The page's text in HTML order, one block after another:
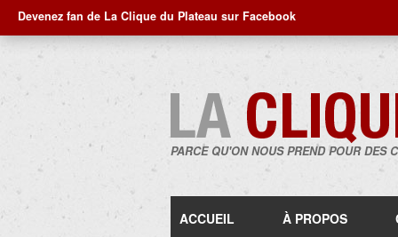
Devenez fan de La Clique du Plateau sur Facebook
PARCE QU'ON NOUS PREND POUR DES
ACCUEIL À PROPOS